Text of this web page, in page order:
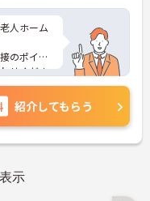
人ホーム
のポイン
せくださ
紹介してもらう
示